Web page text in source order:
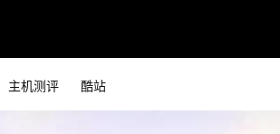
主机测评 酷站